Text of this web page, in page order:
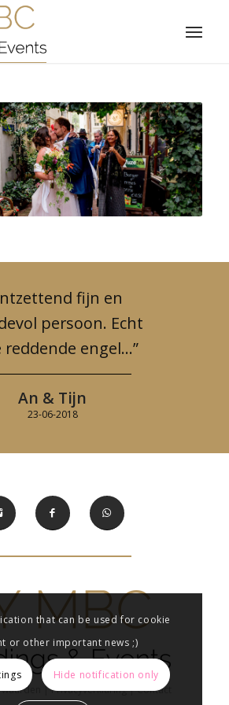
fijn en
persoon. Echt
reddende engel…”
An & Tijn
23-06-2018
|Privacyverklaring|Contact
that can be used for cookie
or other important news ;)
Hide notification only